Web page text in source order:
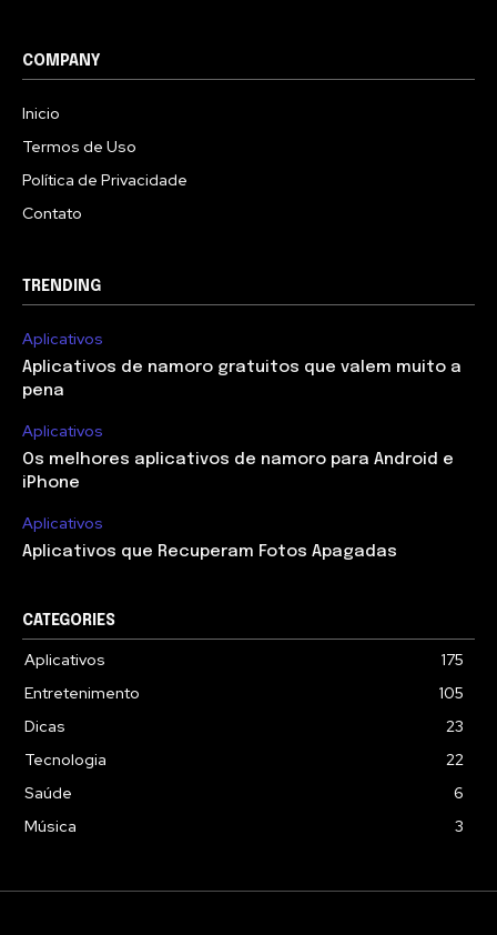
COMPANY
Inicio
Termos de Uso
Política de Privacidade
Contato
TRENDING
Aplicativos
Aplicativos de namoro gratuitos que valem muito a
pena
Aplicativos
Os melhores aplicativos de namoro para Android e
iPhone
Aplicativos
Aplicativos que Recuperam Fotos Apagadas
CATEGORIES
Aplicativos
175
Entretenimento
105
Dicas
23
Tecnologia
22
Saúde
6
Música
3